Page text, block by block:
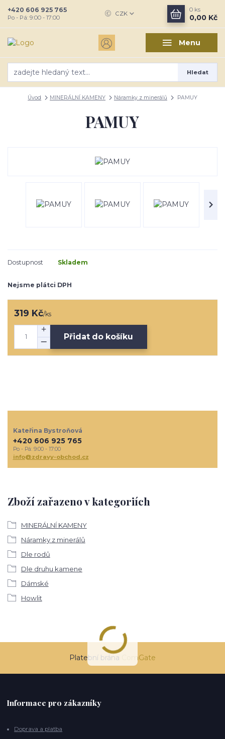
Menu
CZK
Hledat
+420 606 925 765
Po - Pá: 9:00 - 17:00
0 ks
0,00 Kč
Úvod MINERÁLNÍ KAMENY Náramky z minerálů PAMUY
PAMUY
Dostupnost Skladem
Nejsme plátci DPH
319 Kč/ks
Přidat do košíku
Zboží zařazeno v kategoriích
MINERÁLNÍ KAMENY
Náramky z minerálů
Dle rodů
Dle druhu kamene
Dámské
Howlit
Kateřina Bystroňová
+420 606 925 765
Po - Pá: 9:00 - 17:00
info@zdravy-obchod.cz
Platební brána ComGate
Informace pro zákazníky
Doprava a platba